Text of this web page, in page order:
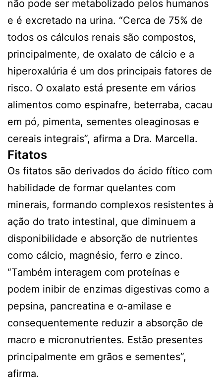
não pode ser metabolizado pelos humanos
e é excretado na urina. “Cerca de 75% de
todos os cálculos renais são compostos,
principalmente, de oxalato de cálcio e a
hiperoxalúria é um dos principais fatores de
risco. O oxalato está presente em vários
alimentos como espinafre, beterraba, cacau
em pó, pimenta, sementes oleaginosas e
cereais integrais”, afirma a Dra. Marcella.
Fitatos
Os fitatos são derivados do ácido fítico com
habilidade de formar quelantes com
minerais, formando complexos resistentes à
ação do trato intestinal, que diminuem a
disponibilidade e absorção de nutrientes
como cálcio, magnésio, ferro e zinco.
“Também interagem com proteínas e
podem inibir de enzimas digestivas como a
pepsina, pancreatina e α-amilase e
consequentemente reduzir a absorção de
macro e micronutrientes. Estão presentes
principalmente em grãos e sementes”,
afirma.